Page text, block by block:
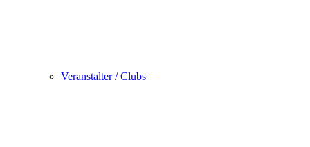
Veranstalter / Clubs